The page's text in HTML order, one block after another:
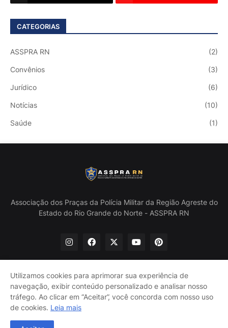
CATEGORIAS
ASSPRA RN (2)
Convênios (3)
Jurídico (6)
Notícias (10)
Saúde (1)
Associação dos Praças da Polícia Militar da Região Agreste do
Estado do Rio Grande do Norte - ASSPRA RN
@ASSPRA RN Todos os direitos reservados. Design por
Início Quem Somos
Política de Privacidade
Contate-nos
Utilizamos cookies para aprimorar sua experiência de
navegação, exibir conteúdo personalizado e analisar nosso
tráfego. Ao clicar em “Aceitar”, você concorda com nosso uso
de cookies. Leia mais